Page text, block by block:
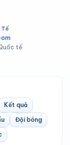
Tế
tế
Kết quả
Đội bóng